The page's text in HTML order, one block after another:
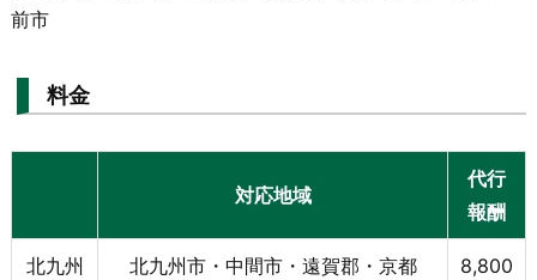
前市
料金
対応地域
代行
報酬
北九州
北九州市・中間市・遠賀郡・京都
8,800